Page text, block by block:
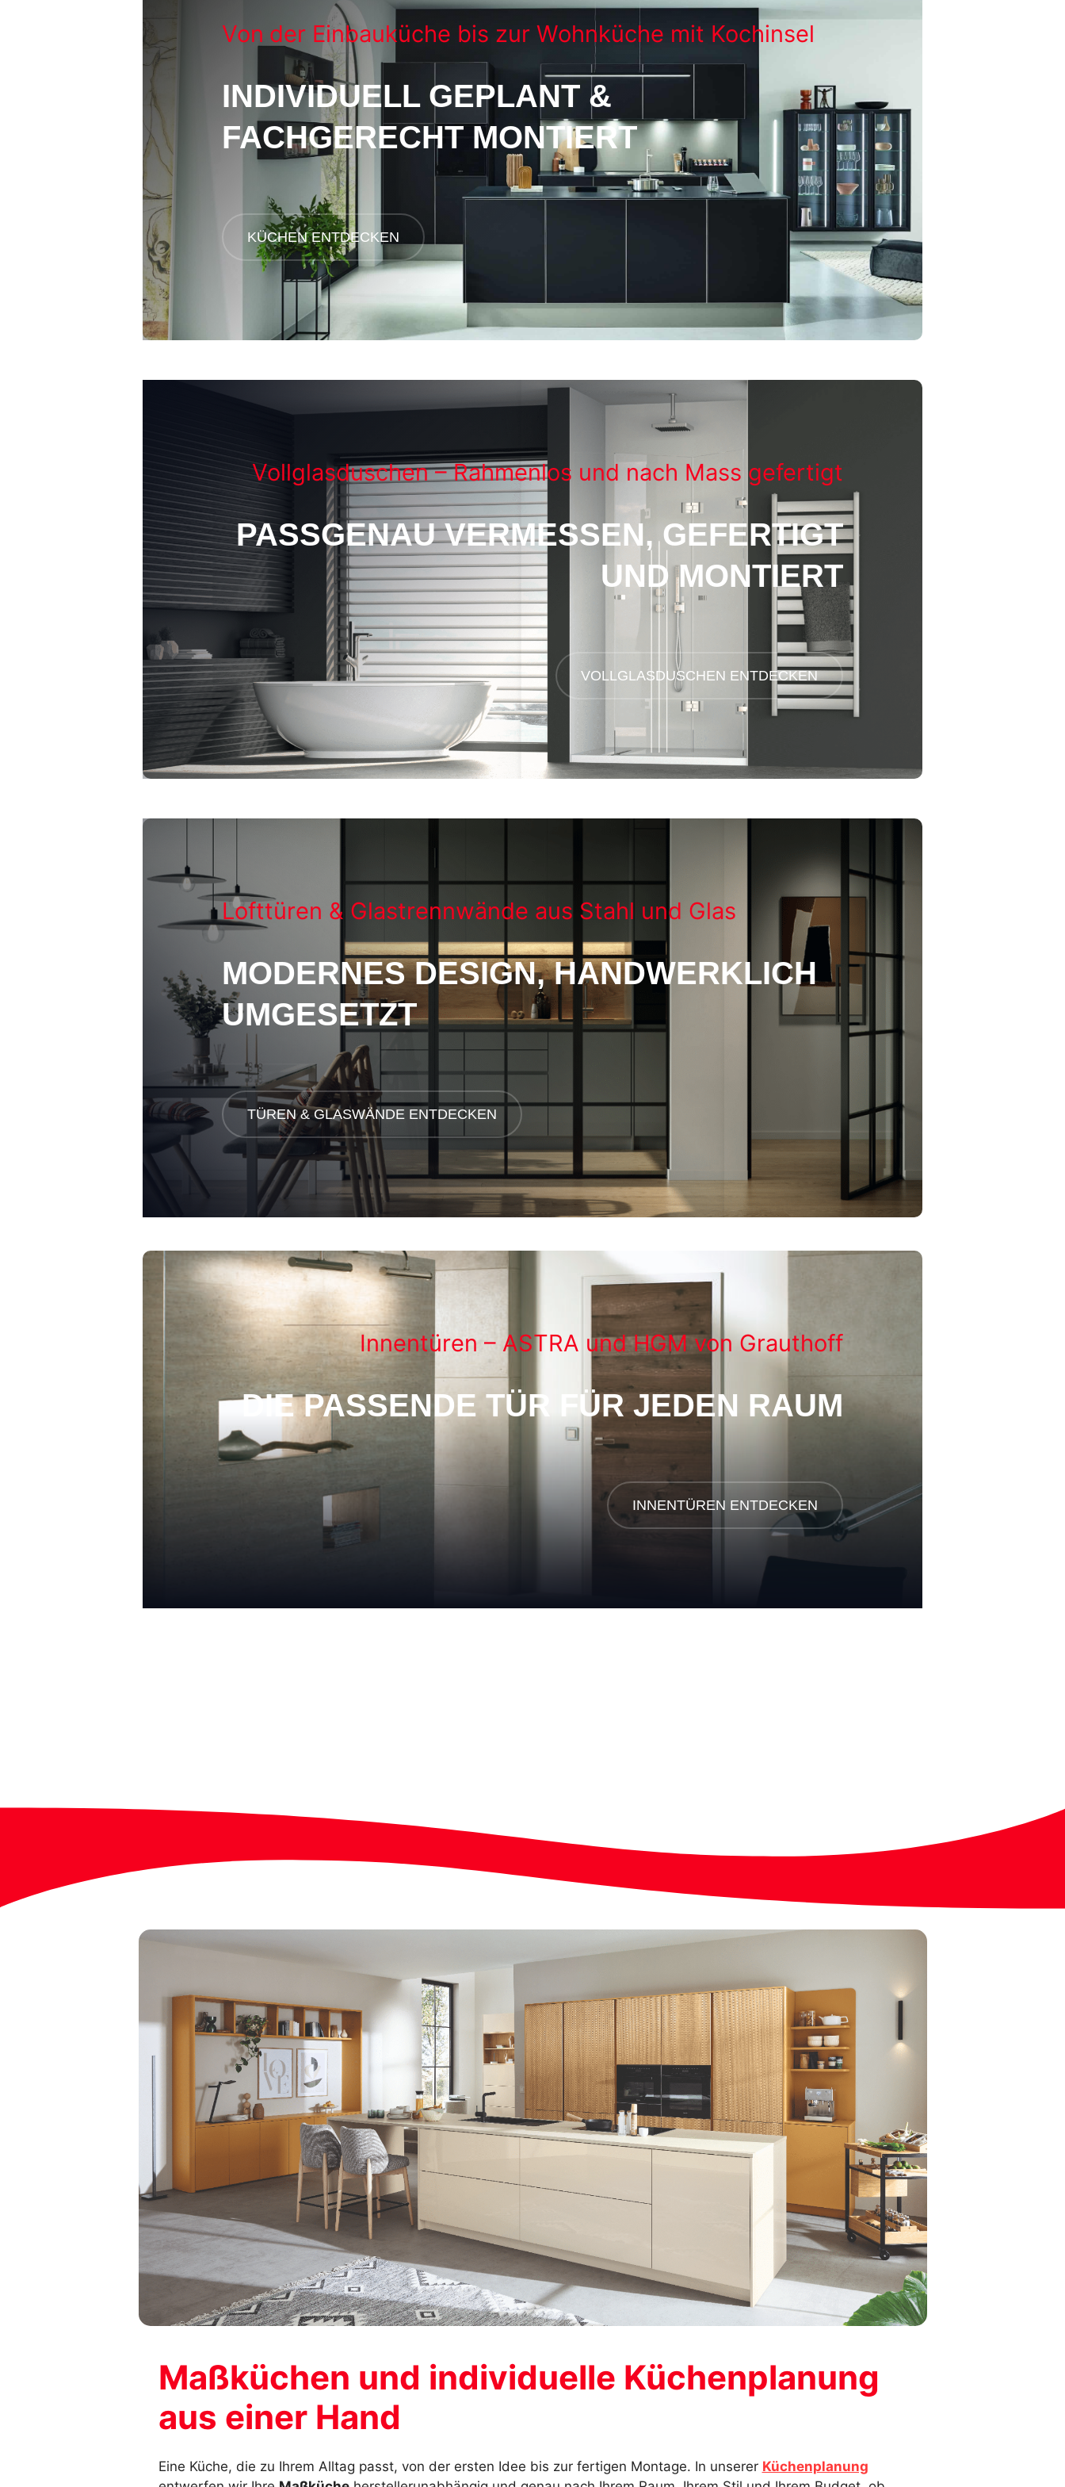
Von der Einbauküche bis zur Wohnküche mit Kochinsel
INDIVIDUELL GEPLANT &
FACHGERECHT MONTIERT
KÜCHEN ENTDECKEN
Vollglasduschen – Rahmenlos und nach Mass gefertigt
PASSGENAU VERMESSEN, GEFERTIGT
UND MONTIERT
VOLLGLASDUSCHEN ENTDECKEN
Lofttüren & Glastrennwände aus Stahl und Glas
MODERNES DESIGN, HANDWERKLICH
UMGESETZT
TÜREN & GLASWÄNDE ENTDECKEN
Innentüren – ASTRA und HGM von Grauthoff
DIE PASSENDE TÜR FÜR JEDEN RAUM
INNENTÜREN ENTDECKEN
Maßküchen und individuelle Küchenplanung
aus einer Hand
Eine Küche, die zu Ihrem Alltag passt, von der ersten Idee bis zur fertigen Montage. In unserer Küchenplanung